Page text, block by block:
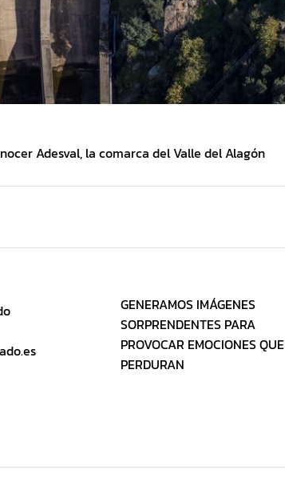
Adesval, la comarca del Valle del Alagón
GENERAMOS IMÁGENES
SORPRENDENTES PARA
PROVOCAR EMOCIONES QUE
PERDURAN